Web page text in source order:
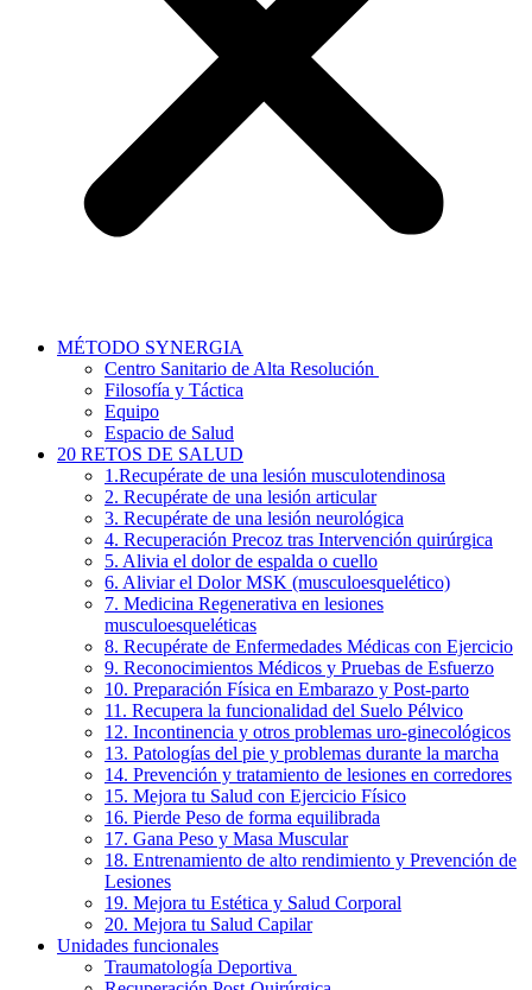
MÉTODO SYNERGIA
Centro Sanitario de Alta Resolución
Filosofía y Táctica
Equipo
Espacio de Salud
20 RETOS DE SALUD
1.Recupérate de una lesión musculotendinosa
2. Recupérate de una lesión articular
3. Recupérate de una lesión neurológica
4. Recuperación Precoz tras Intervención quirúrgica
5. Alivia el dolor de espalda o cuello
6. Aliviar el Dolor MSK (musculoesquelético)
7. Medicina Regenerativa en lesiones
musculoesqueléticas
8. Recupérate de Enfermedades Médicas con Ejercicio
9. Reconocimientos Médicos y Pruebas de Esfuerzo
10. Preparación Física en Embarazo y Post-parto
11. Recupera la funcionalidad del Suelo Pélvico
12. Incontinencia y otros problemas uro-ginecológicos
13. Patologías del pie y problemas durante la marcha
14. Prevención y tratamiento de lesiones en corredores
15. Mejora tu Salud con Ejercicio Físico
16. Pierde Peso de forma equilibrada
17. Gana Peso y Masa Muscular
18. Entrenamiento de alto rendimiento y Prevención de
Lesiones
19. Mejora tu Estética y Salud Corporal
20. Mejora tu Salud Capilar
Unidades funcionales
Traumatología Deportiva